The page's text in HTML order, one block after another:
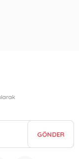
GÖNDER